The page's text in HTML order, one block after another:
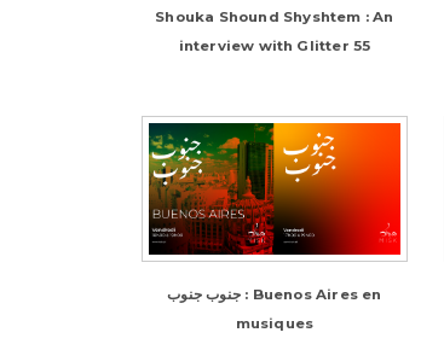
Shouka Shound Shyshtem : An
interview with Glitter 55
جنوب جنوب : Buenos Aires en
musiques